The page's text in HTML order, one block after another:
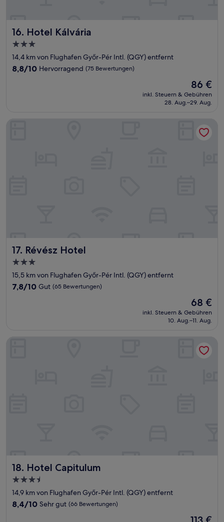
16. Hotel Kálvária
Hotel Kálvária
3.0-
Sterne-
Unterkunft
14,4 km von Flughafen Győr-Pér Intl. (QGY) entfernt
8.8
8,8/10 Hervorragend (75 Bewertungen)
Der
Preis
beträgt
86 €
inkl. Steuern & Gebühren
28. Aug.–29. Aug.
17. Révész Hotel
Révész Hotel
3.0-
Sterne-
Unterkunft
15,5 km von Flughafen Győr-Pér Intl. (QGY) entfernt
7.8
7,8/10 Gut (65 Bewertungen)
Der
Preis
beträgt
68 €
inkl. Steuern & Gebühren
10. Aug.–11. Aug.
18. Hotel Capitulum
Hotel Capitulum
3.5-
Sterne-
Unterkunft
14,9 km von Flughafen Győr-Pér Intl. (QGY) entfernt
8.4
8,4/10 Sehr gut (66 Bewertungen)
Der
Hotel Capitulum